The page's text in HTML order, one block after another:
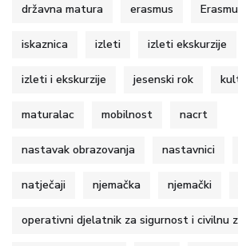
državna matura erasmus
iskaznica izleti izleti ekskurzije
izleti i ekskurzije jesenski rok
maturalac mobilnost nacrt
nastavak obrazovanja nastavnici
natječaji njemačka njemački
operativni djelatnik za sigurnost i civilnu